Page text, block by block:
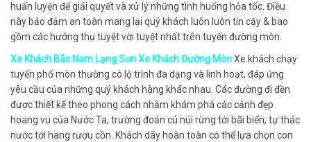
huấn luyện để giải quyết và xử lý những tình huống hỏa tốc. Điều
này bảo đảm an toàn mang lại quý khách luôn luôn tin cậy & bao
gồm các hưởng thụ tuyệt vời tuyệt nhất trên tuyến đường mòn.
Xe Khách Bắc Nam Lạng Sơn Xe Khách Đường MònXe khách chạy
tuyến phố mòn thường có lộ trình đa dạng và linh hoạt, đáp ứng
yêu cầu của những quý khách hàng khác nhau. Các đường đi đền
được thiết kế theo phong cách nhằm khám phá các cảnh đẹp
hoang vu của Nước Ta, trường đoản cú núi rừng tới bãi biển, tự thác
nước tới hang rượu cồn. Khách dãy hoàn toàn có thể lựa chọn con